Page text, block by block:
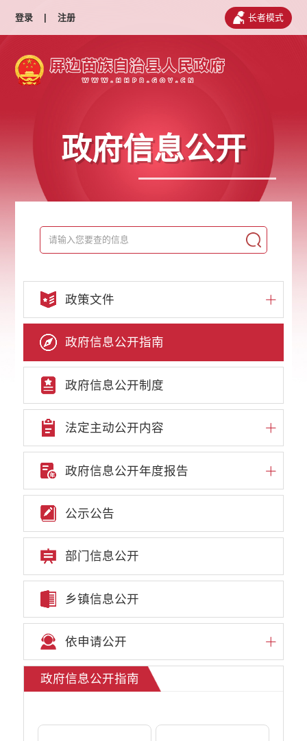
登录 | 注册 长者模式
政府信息公开
政策文件
政府信息公开指南
政府信息公开制度
法定主动公开内容
政府信息公开年度报告
公示公告
部门信息公开
乡镇信息公开
依申请公开
政府信息公开指南